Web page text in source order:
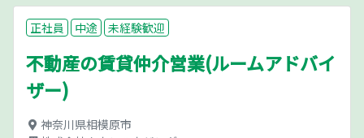
正社員 中途 未経験歓迎
不動産の賃貸仲介営業(ルームアドバイ
ザー)
神奈川県相模原市